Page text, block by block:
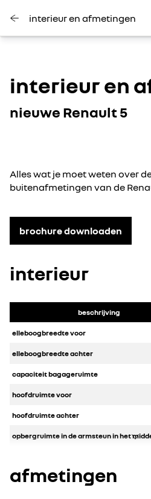
interieur en afmetingen
interieur en
nieuwe Renault 5
Alles wat je moet weten over
buitenafmetingen van de
brochure downloaden
interieur
beschrijving
elleboogbreedte voor
elleboogbreedte achter
capaciteit bagageruimte
hoofdruimte voor
hoofdruimte achter
opbergruimte in de armsteun in het
afmetingen